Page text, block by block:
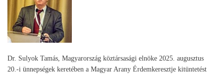
Dr. Sulyok Tamás, Magyarország köztársasági elnöke 2025. augusztus
20.-i ünnepségek keretében a Magyar Arany Érdemkeresztje kitüntetést